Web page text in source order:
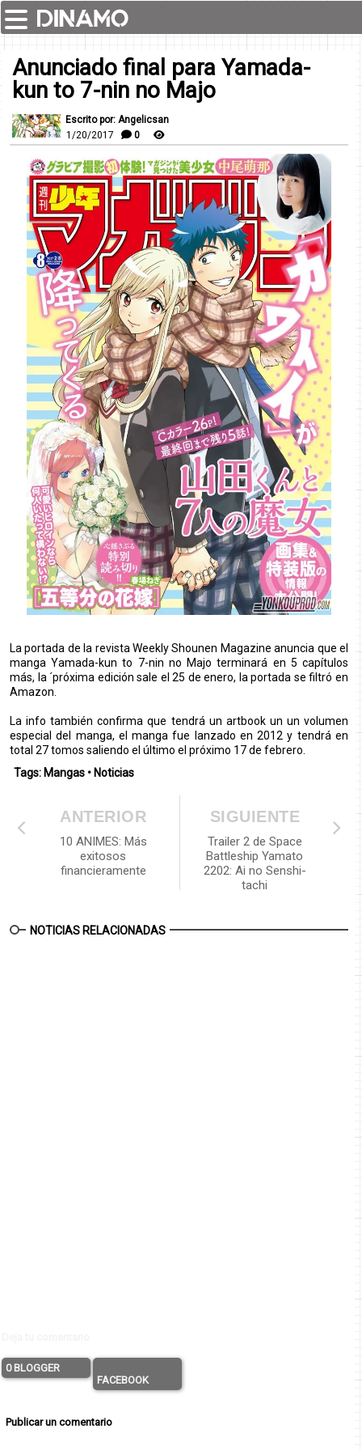
Anunciado final para Yamada-
kun to 7-nin no Majo
Escrito por: Angelicsan
1/20/2017
0
La portada de la revista Weekly Shounen Magazine anuncia que el
manga Yamada-kun to 7-nin no Majo terminará en 5 capítulos
más, la ´próxima edición sale el 25 de enero, la portada se filtró en
Amazon.
La info también confirma que tendrá un artbook un un volumen
especial del manga, el manga fue lanzado en 2012 y tendrá en
total 27 tomos saliendo el último el próximo 17 de febrero.
Tags: Mangas • Noticias
SIGUIENTE
Trailer 2 de Space
Battleship Yamato
2202: Ai no Senshi-
tachi
ANTERIOR
10 ANIMES: Más
exitosos
financieramente
NOTICIAS RELACIONADAS
0 BLOGGER
FACEBOOK
Publicar un comentario